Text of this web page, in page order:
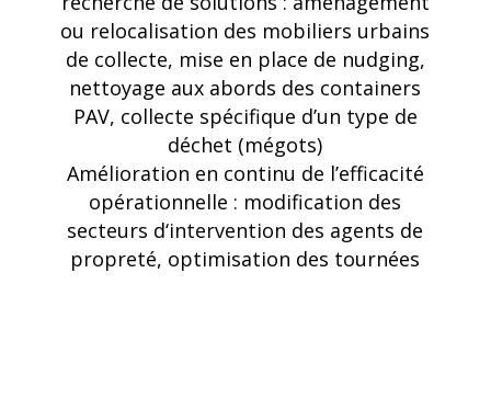
ou relocalisation des mobiliers urbains
de collecte, mise en place de nudging,
nettoyage aux abords des containers
PAV, collecte spécifique d’un type de
déchet (mégots)
Amélioration en continu de l’efficacité
opérationnelle : modification des
secteurs d‘intervention des agents de
propreté, optimisation des tournées